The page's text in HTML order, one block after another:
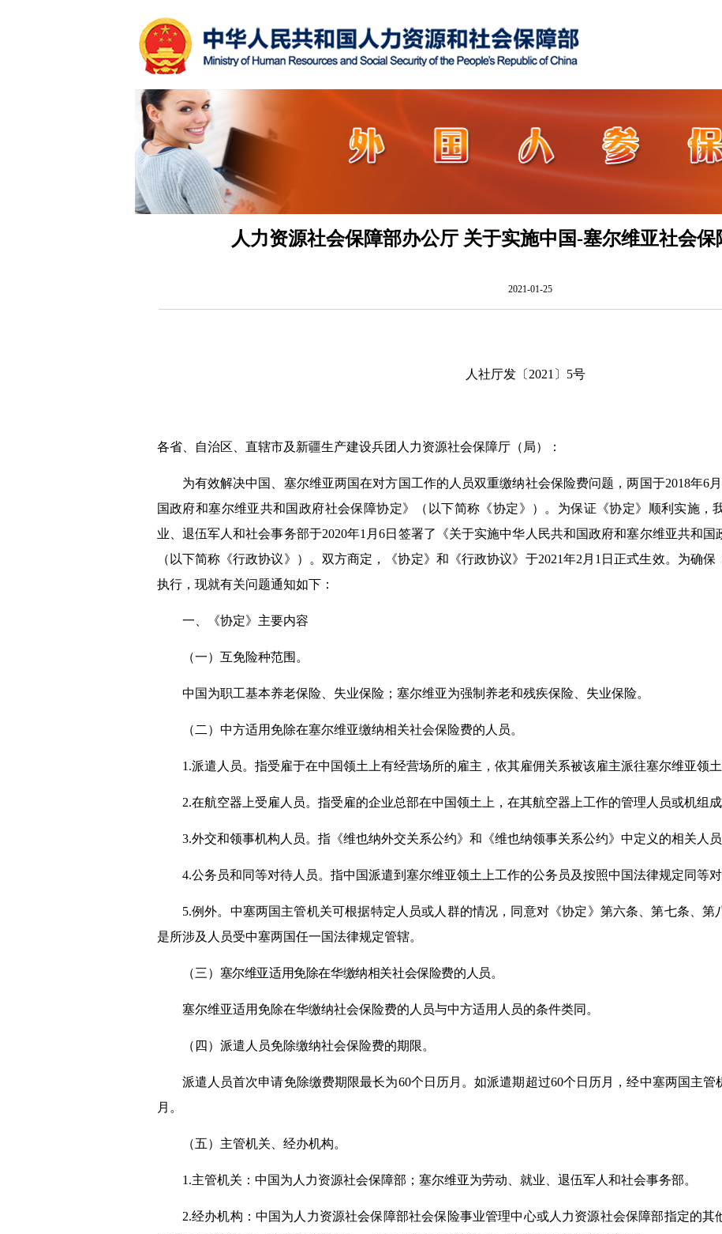
人力资源社会保障部办公厅 关于实施中国-塞尔维亚社会保
2021-01-25
人社厅发〔2021〕5号
各省、自治区、直辖市及新疆生产建设兵团人力资源社会保障厅（局）：
为有效解决中国、 塞尔维亚两国在对方国工作的人员双重缴纳社会保险费问题，两国于2018年6
国政府和塞尔维亚共和国政府社会保障协定》（以下简称《协定》）。 为保证 《协定》 顺利实施，
业、退伍军人和社会事务部于2020年1 月6日 签署了《关于实施中华人民共和国政府和塞尔维亚共和国
（以下简称《行政协议》）。双方商定，《协定》和《行政协议》于2021年2月1日正式生效。为确
执行，现就有关问题通知如下：
一、《协定》主要内容
（一）互免险种范围。
中国为职工基本养老保险、 失业保险； 塞尔维亚为强制养老和残疾保险、失业保险。
（二）中方适用免除在塞尔维亚缴纳相关社会保险费的人员。
1.派遣人员。指受雇于在中国领土上有经营场所的雇主，依其雇佣关系被该雇主派往塞尔维亚领
2.在航空器 上受雇人员。 指受雇的企业总部在中国领土 上 ，在其航空器 上工作的管理 人员或机组成
3.外交和领事机构人员。指《维也纳外交关系公约》和《维也纳领事关系公约》中定义的相关人员
4.公务员和同等对待人员。 指中国派遣到 塞尔维亚领土上工作的公务员及按照中国法律规定同等对
5.例外。中塞两国主管机关可根据特定人员或人群的情况 ，同意对《协定》第六条 、第七条、第
是所涉及 人员受中塞两国任一国法律规定管辖。
（三） 塞尔维亚适用免除在华缴纳相关社会保险费的人员。
塞尔维亚适用免除在华缴纳社会保险费的人员与中方适用人员的条件类同。
（四）派遣人员免除缴纳社会保险费的期限。
派遣人员首次申请免除缴费期限最长为60个 日历月。如派遣期超过60个 日历月，经中塞两国主管
月。
（五）主管机关、 经办机构。
1.主管机关：中国为人力资源社会保障部； 塞尔维亚为劳动、 就业、退伍军人和社会事务部。
2.经办机构：中国为人力资源社会保障部社会保险事业管理中心或人力资源社会保障部指定的其